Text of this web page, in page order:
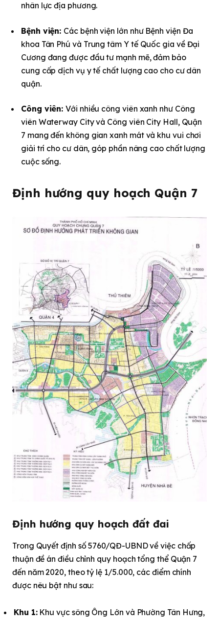
nhân lực địa phương.
Bệnh viện: Các bệnh viện lớn như Bệnh viện Đa
khoa Tân Phú và Trung tâm Y tế Quốc gia về Đại
Cương đang được đầu tư mạnh mẽ, đảm bảo
cung cấp dịch vụ y tế chất lượng cao cho cư dân
quận.
Công viên:Với nhiều công viên xanh như Công
viên Waterway City và Công viên City Hall, Quận
7 mang đến không gian xanh mát và khu vui chơi
giải trí cho cư dân, góp phần nâng cao chất lượng
cuộc sống.
Định hướng quy hoạch Quận 7
Định hướng quy hoạch đất đai
Trong Quyết định số 5760/QĐ-UBND về việc chấp
thuận đề án điều chỉnh quy hoạch tổng thể Quận 7
đến năm 2020, theo tỷ lệ 1/5.000, các điểm chính
được nêu bật như sau:
Khu 1:Khu vực sông Ông Lớn và Phường Tân Hưng,